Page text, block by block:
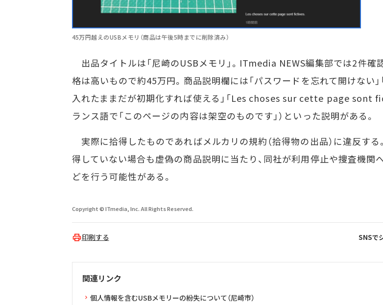
45万円越えのUSBメモリ（商品は午後5時までに削除済み）
出品タイトルは「尼崎のUSBメモリ」。ITmedia NEWS編集部では2件確
格は高いもので約45万円。商品説明欄には「パスワードを忘れて開けない」
入れたままだが初期化すれば使える」「Les choses sur cette page sont
ランス語で「このページの内容は架空のものです」）といった説明がある。
実際に拾得したものであればメルカリの規約（拾得物の出品）に違反する
得していない場合も虚偽の商品説明に当たり、同社が利用停止や捜査機関
どを行う可能性がある。
Copyright © ITmedia, Inc. All Rights Reserved.
印刷する SNSで
関連リンク
個人情報を含むUSBメモリーの紛失について（尼崎市）